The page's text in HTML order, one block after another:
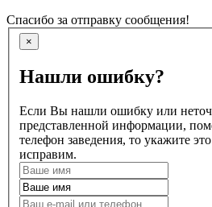
Спасибо за отправку сообщения!
×
Нашли ошибку?
Если Вы нашли ошибку или
представленной информации,
телефон заведения, то укажите
исправим.